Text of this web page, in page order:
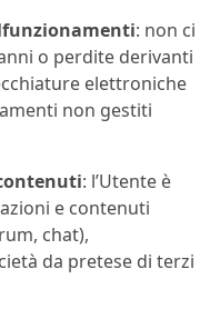
: non ci
o perdite derivanti
elettroniche
non gestiti
: l’Utente è
e contenuti
chat),
da pretese di terzi